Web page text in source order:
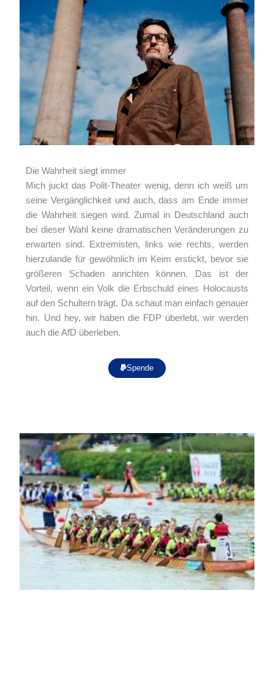
Die Wahrheit siegt immer
Mich juckt das Polit-Theater wenig, denn ich weiß um
seine Vergänglichkeit und auch, dass am Ende immer
die Wahrheit siegen wird. Zumal in Deutschland auch
bei dieser Wahl keine dramatischen Veränderungen zu
erwarten sind. Extremisten, links wie rechts, werden
hierzulande für gewöhnlich im Keim erstickt, bevor sie
größeren Schaden anrichten können. Das ist der
Vorteil, wenn ein Volk die Erbschuld eines Holocausts
auf den Schultern trägt. Da schaut man einfach genauer
hin. Und hey, wir haben die FDP überlebt, wir werden
auch die AfD überleben.
Spende